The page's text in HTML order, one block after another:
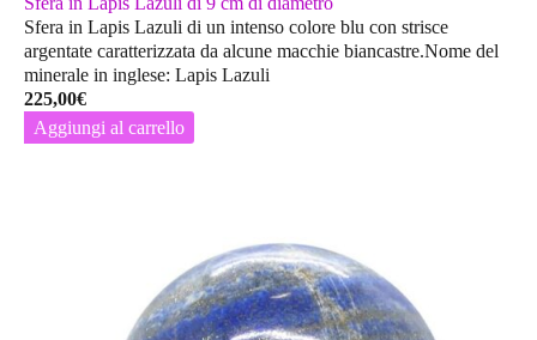
Sfera in Lapis Lazuli di un intenso colore blu con strisce
argentate caratterizzata da alcune macchie biancastre.Nome del
minerale in inglese: Lapis Lazuli
225,00€
Aggiungi al carrello